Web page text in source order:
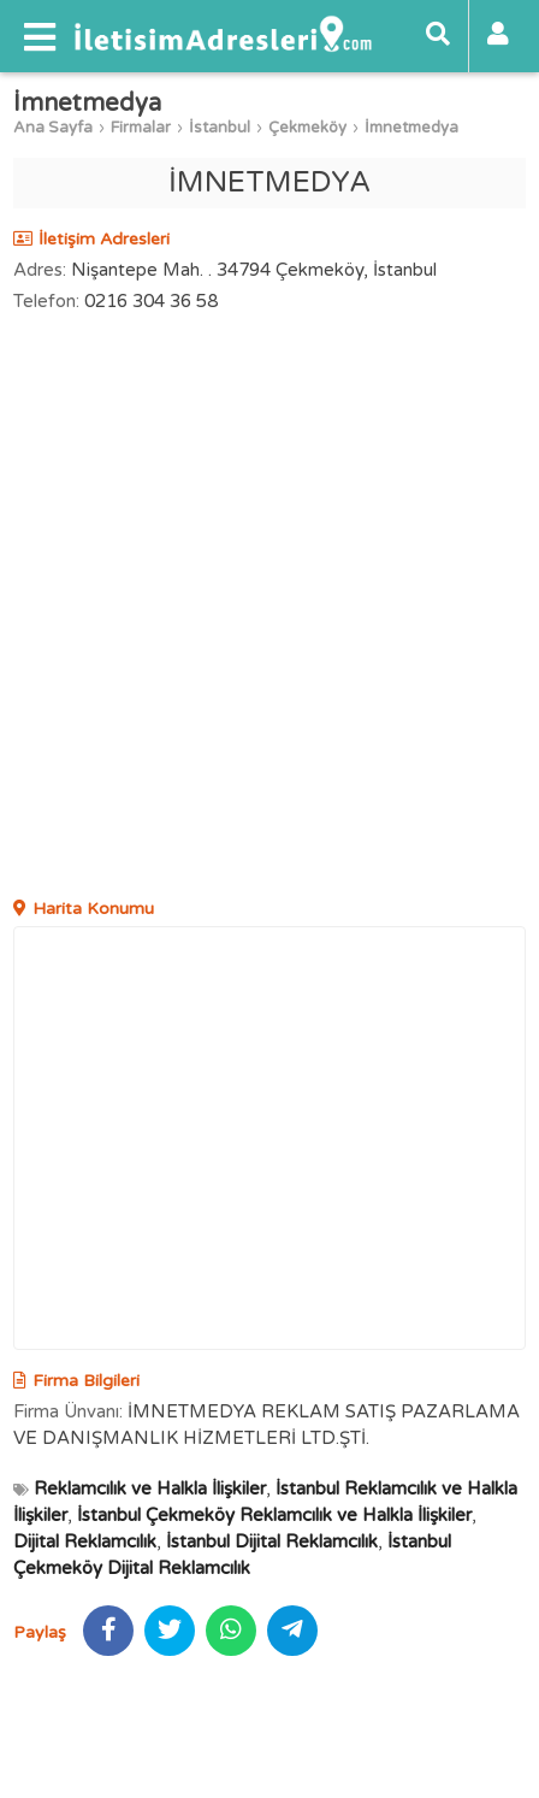
İmnetmedya
Ana Sayfa Firmalar İstanbul Çekmeköy İmnetmedya
İMNETMEDYA
İletişim Adresleri
Adres: Nişantepe Mah. . 34794 Çekmeköy, İstanbul
Telefon: 0216 304 36 58
Harita Konumu
Firma Bilgileri
Firma Ünvanı: İMNETMEDYA REKLAM SATIŞ PAZARLAMA
VE DANIŞMANLIK HİZMETLERİ LTD.ŞTİ.
Reklamcılık ve Halkla İlişkiler, İstanbul Reklamcılık ve Halkla
İlişkiler, İstanbul Çekmeköy Reklamcılık ve Halkla İlişkiler,
Dijital Reklamcılık, İstanbul Dijital Reklamcılık, İstanbul
Çekmeköy Dijital Reklamcılık
Paylaş